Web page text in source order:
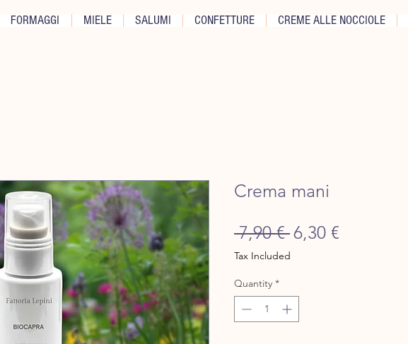
FORMAGGI MIELE SALUMI CONFETTURE CREME ALLE NOCCIOLE
Crema mani
7,90 € Regular
Price
6,30 €
Tax Included
Quantity *